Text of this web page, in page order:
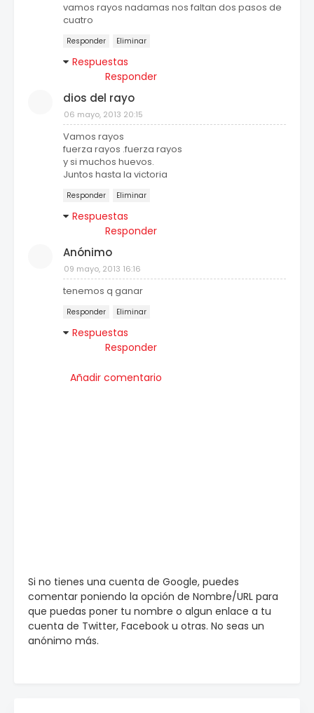
vamos rayos nadamas nos faltan dos pasos de
cuatro
Responder Eliminar
Respuestas
Responder
dios del rayo
06 mayo, 2013 20:15
Vamos rayos
fuerza rayos .fuerza rayos
y si muchos huevos.
Juntos hasta la victoria
Responder Eliminar
Respuestas
Responder
Anónimo
09 mayo, 2013 16:16
tenemos q ganar
Responder Eliminar
Respuestas
Responder
Añadir comentario
Si no tienes una cuenta de Google, puedes
comentar poniendo la opción de Nombre/URL para
que puedas poner tu nombre o algun enlace a tu
cuenta de Twitter, Facebook u otras. No seas un
anónimo más.